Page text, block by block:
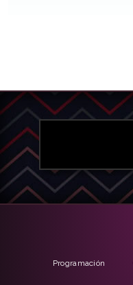
Programación